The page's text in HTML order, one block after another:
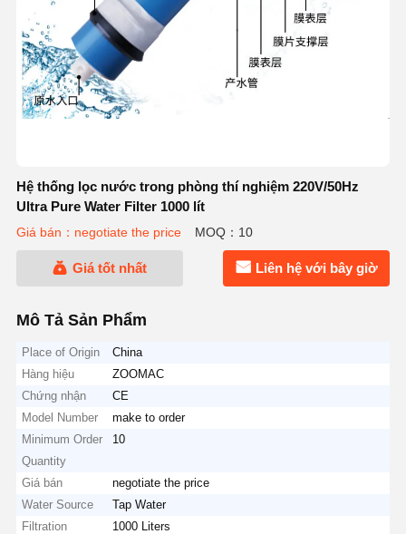
Hệ thống lọc nước trong phòng thí nghiệm 220V/50Hz
Ultra Pure Water Filter 1000 lít
Giá bán：negotiate the price MOQ：10
Giá tốt nhất Liên hệ với bây giờ
Mô Tả Sản Phẩm
Place of Origin
China
Hàng hiệu
ZOOMAC
Chứng nhận
CE
Model Number
make to order
Minimum Order
Quantity
10
Giá bán
negotiate the price
Water Source
Tap Water
Filtration
1000 Liters